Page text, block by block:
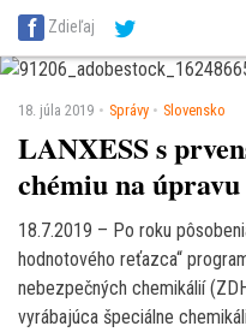
SITA Energetika
SITA Potravinárstvo
Zdieľaj
18. júla 2019 Správy Slovensko
LANXESS s
chémiu na úpravu
18.7.2019 – Po roku
hodnotového reťazca“
nebezpečných chemikálií
vyrábajúca špeciálne